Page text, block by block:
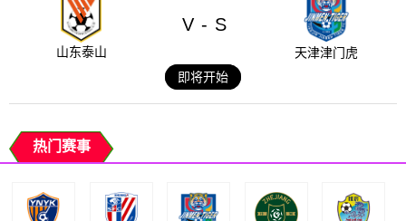
山东泰山
V - S
天津津门虎
即将开始
热门赛事